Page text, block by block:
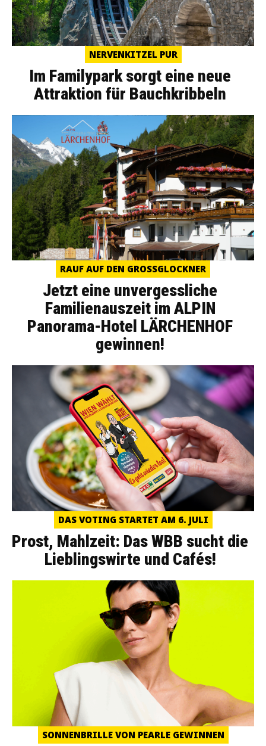
NERVENKITZEL PUR
Im Familypark sorgt eine neue
Attraktion für Bauchkribbeln
RAUF AUF DEN GROSSGLOCKNER
Jetzt eine unvergessliche
Familienauszeit im ALPIN
Panorama-Hotel LÄRCHENHOF
gewinnen!
DAS VOTING STARTET AM 6. JULI
Prost, Mahlzeit: Das WBB sucht die
Lieblingswirte und Cafés!
SONNENBRILLE VON PEARLE GEWINNEN